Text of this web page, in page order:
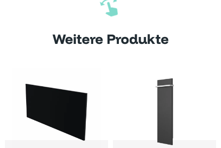
Weitere Produkte